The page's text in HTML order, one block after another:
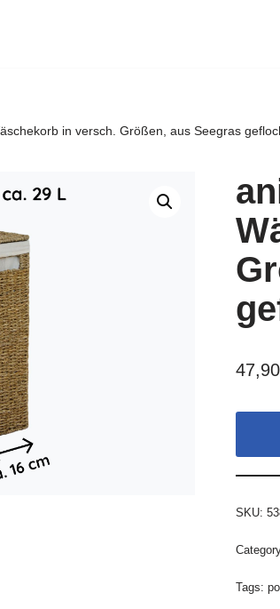
in versch. Größen, aus Seegras
47,90
SKU:
Tags: